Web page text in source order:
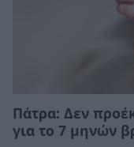
Πάτρα: Δεν
για το 7 μηνών